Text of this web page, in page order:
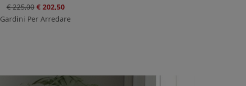
€ 225,00 € 202,50
Gardini Per Arredare